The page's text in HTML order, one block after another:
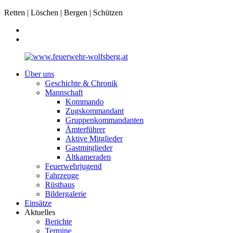
Retten | Löschen | Bergen | Schützen
Über uns
Geschichte & Chronik
Mannschaft
Kommando
Zugskommandant
Gruppenkommandanten
Ämterführer
Aktive Mitglieder
Gastmitglieder
Altkameraden
Feuerwehrjugend
Fahrzeuge
Rüsthaus
Bildergalerie
Einsätze
Aktuelles
Berichte
Termine